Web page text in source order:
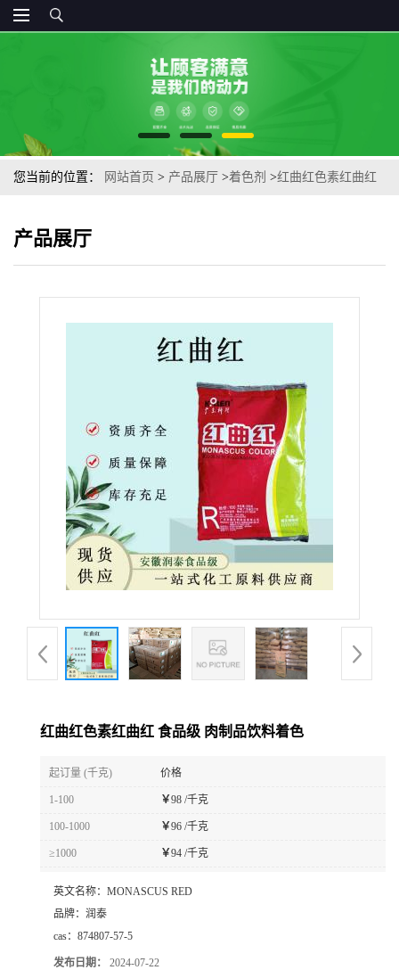
您当前的位置： 网站首页 > 产品展厅 >着色剂 >红曲红色素红曲红
产品展厅
红曲红色素红曲红 食品级 肉制品饮料着色
起订量 (千克) 价格
1-100 ￥98 /千克
100-1000 ￥96 /千克
≥1000 ￥94 /千克
英文名称： MONASCUS RED
品牌： 润泰
cas： 874807-57-5
发布日期： 2024-07-22